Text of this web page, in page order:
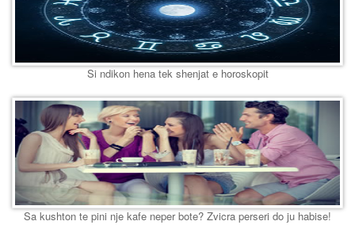
Si ndikon hena tek shenjat e horoskopit
Sa kushton te pini nje kafe neper bote? Zvicra perseri do ju habise!